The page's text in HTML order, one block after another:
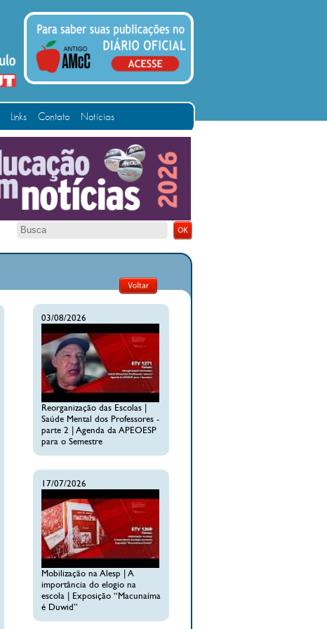
Links Contato Notícias
03/08/2026
Reorganização das Escolas |
Saúde Mental dos Professores -
parte 2 | Agenda da APEOESP
para o Semestre
17/07/2026
Mobilização na Alesp | A
importância do elogio na
escola | Exposição “Macunaíma
é Duwid”